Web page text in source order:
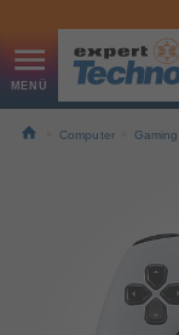
Computer Gaming